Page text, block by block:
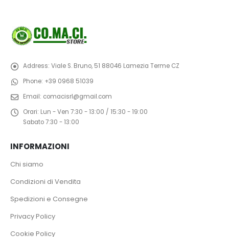
Address: Viale S. Bruno, 51 88046 Lamezia Terme CZ
Phone: +39 0968 51039
Email: comacisrl@gmail.com
Orari: Lun - Ven 7:30 - 13:00 / 15:30 - 19:00
Sabato 7:30 - 13:00
INFORMAZIONI
Chi siamo
Condizioni di Vendita
Spedizioni e Consegne
Privacy Policy
Cookie Policy